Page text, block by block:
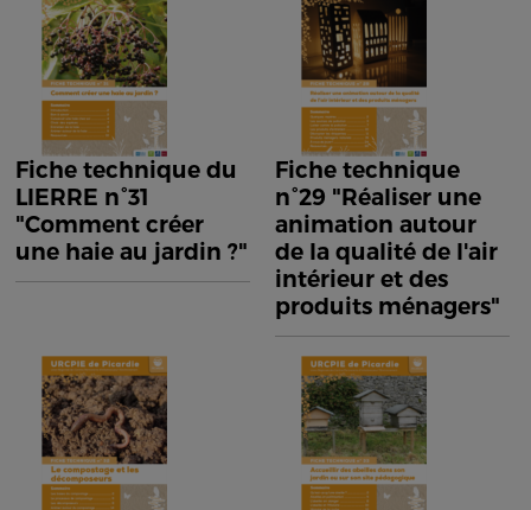
Fiche technique du
LIERRE n°31
"Comment créer
une haie au jardin ?"
Fiche technique
n°29 "Réaliser une
animation autour
de la qualité de l'air
intérieur et des
produits ménagers"